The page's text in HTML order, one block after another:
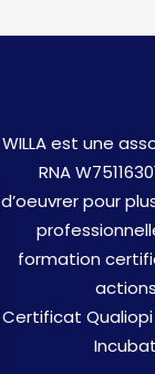
WILLA est une
RNA
d’oeuvrer pour
formation
Certificat Qualiopi